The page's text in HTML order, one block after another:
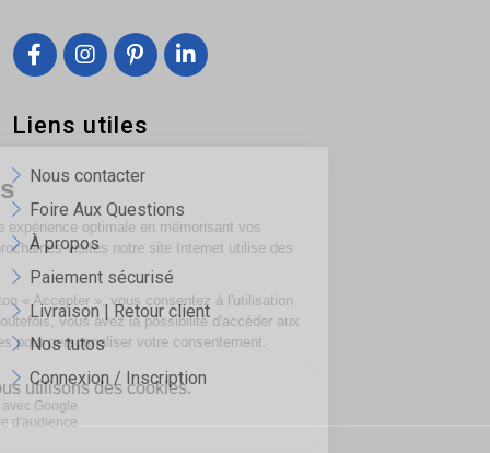
les contrastes lisse / relief
Liens utiles
Nous contacter
Foire Aux Questions
À propos
Paiement sécurisé
Livraison | Retour client
Nos tutos
Connexion / Inscription